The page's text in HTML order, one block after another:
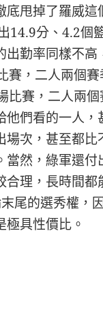
甩掉了羅威這
14.9分、4.2個
勤率同樣不高
賽，二人兩個
比賽，二人兩
們看的一人，
次，甚至都比
當然，綠軍還付
理，長時間都
尾的選秀權，
具性價比。